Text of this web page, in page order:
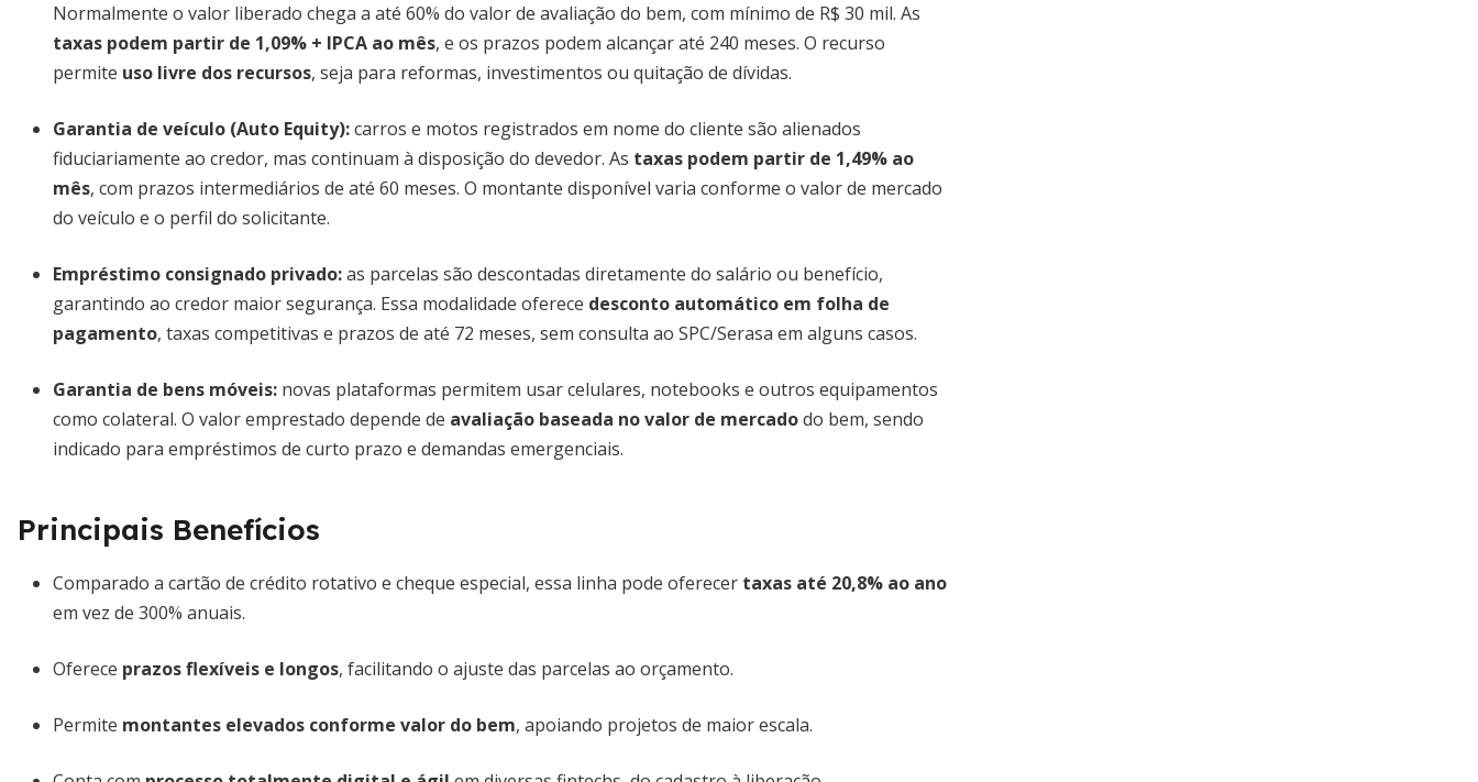
Normalmente o valor liberado chega a até 60% do valor de avaliação do bem, com mínimo de R$ 30 mil. As
taxas podem partir de 1,09% + IPCA ao mês, e os prazos podem alcançar até 240 meses. O recurso
permite uso livre dos recursos, seja para reformas, investimentos ou quitação de dívidas.
Garantia de veículo (Auto Equity):carros e motos registrados em nome do cliente são alienados
fiduciariamente ao credor, mas continuam à disposição do devedor. As taxas podem partir de 1,49% ao
mês, com prazos intermediários de até 60 meses. O montante disponível varia conforme o valor de mercado
do veículo e o perfil do solicitante.
Empréstimo consignado privado:as parcelas são descontadas diretamente do salário ou benefício,
garantindo ao credor maior segurança. Essa modalidade oferece desconto automático em folha de
pagamento, taxas competitivas e prazos de até 72 meses, sem consulta ao SPC/Serasa em alguns casos.
Garantia de bens móveis: novas plataformas permitem usar celulares, notebooks e outros equipamentos
como colateral. O valor emprestado depende de avaliação baseada no valor de mercadodo bem, sendo
indicado para empréstimos de curto prazo e demandas emergenciais.
Principais Benefícios
Comparado a cartão de crédito rotativo e cheque especial, essa linha pode oferecer taxas até 20,8% ao ano
em vez de 300% anuais.
Oferece prazos flexíveis e longos, facilitando o ajuste das parcelas ao orçamento.
Permite montantes elevados conforme valor do bem, apoiando projetos de maior escala.